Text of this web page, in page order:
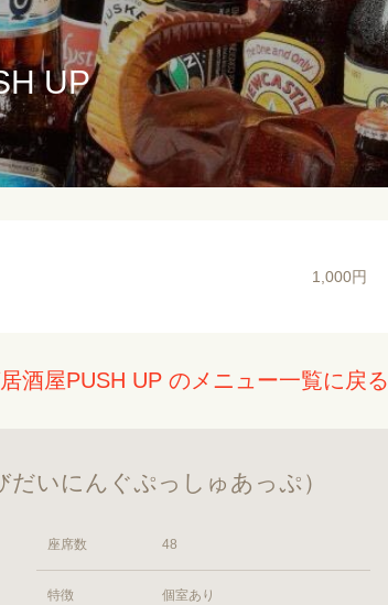
UP
1,000円
酒屋PUSH UP のメニュー一覧に戻る
いにんぐぷっしゅあっぷ）
座席数 48
特徴
個室あり